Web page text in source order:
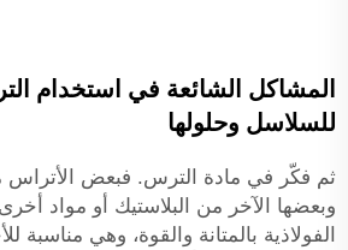
المشاكل الشائعة في استخدام
للسلاسل وحلولها
ثم فكّر في مادة الترس. فبعض الأتراس
وبعضها الآخر من البلاستيك أو مواد
الفولاذية بالمتانة والقوة، وهي مناسبة